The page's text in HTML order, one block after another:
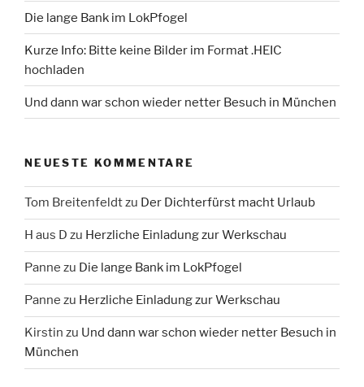
Die lange Bank im LokPfogel
Kurze Info: Bitte keine Bilder im Format .HEIC
hochladen
Und dann war schon wieder netter Besuch in München
NEUESTE KOMMENTARE
Tom Breitenfeldtzu Der Dichterfürst macht Urlaub
H aus D zu Herzliche Einladung zur Werkschau
Panne zu Die lange Bank im LokPfogel
Panne zu Herzliche Einladung zur Werkschau
Kirstin zu Und dann war schon wieder netter Besuch in
München